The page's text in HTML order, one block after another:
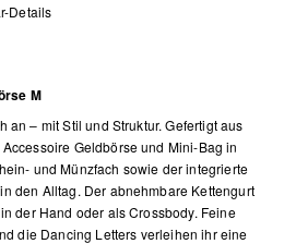
Details
M
an – mit Stil und Struktur. Gefertigt aus
Geldbörse und Mini-Bag in
und Münzfach sowie der integrierte
den Alltag. Der abnehmbare Kettengurt
der Hand oder als Crossbody. Feine
die Dancing Letters verleihen ihr eine